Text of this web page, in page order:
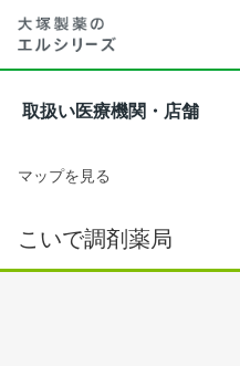
取扱い医療機関・店舗
マップを見る
こいで調剤薬局